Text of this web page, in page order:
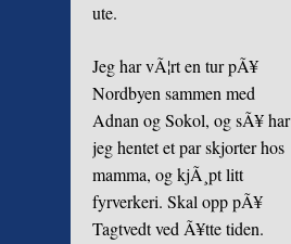
ute.
Jeg har vÃ¦rt en tur pÃ¥
Nordbyen sammen med
Adnan og Sokol, og sÃ¥ har
jeg hentet et par skjorter hos
mamma, og kjÃ¸pt litt
fyrverkeri. Skal opp pÃ¥
Tagtvedt ved Ã¥tte tiden.